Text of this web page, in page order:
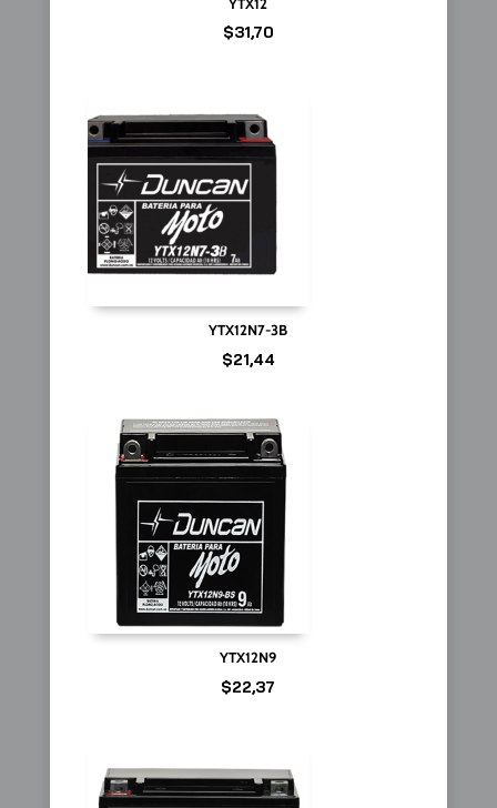
$31,70
YTX12N7-3B
$21,44
YTX12N9
$22,37